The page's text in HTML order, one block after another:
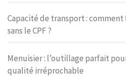
Capacité de transport :
sans le CPF ?
Menuisier : l’outillage parfait
qualité irréprochable